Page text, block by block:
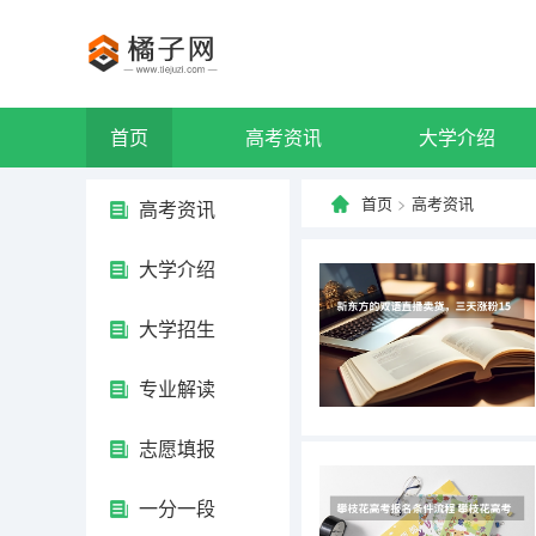
首页 高考资讯 大学介绍
高考资讯
大学介绍
大学招生
专业解读
志愿填报
一分一段
首页 > 高考资讯